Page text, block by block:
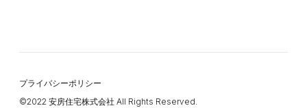
プライバシーポリシー
©️2022 安房住宅株式会社 All Rights Reserved.